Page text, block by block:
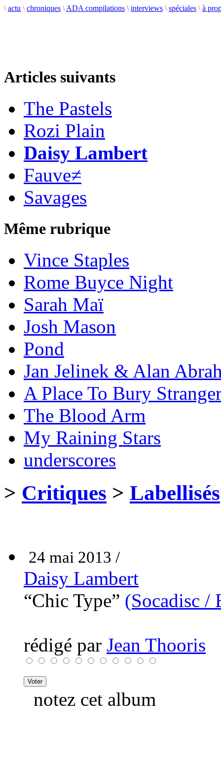
\ actu \ chroniques \ ADA compilations \ interviews \ spéciales \ à
Articles suivants
The Pastels
Rozi Plain
Daisy Lambert
Fauve≠
Savages
Même rubrique
Vince Staples
Rome Buyce Night
Sarah Maï
Josh Mason
Pond
Jan Jelinek & Alan
A Place To Bury
The Blood Arm
My Raining Stars
underscores
> Critiques > Labellisés
24 mai 2013 /
Daisy Lambert
“Chic Type” (Socadisc /
rédigé par Jean Thooris
notez cet album